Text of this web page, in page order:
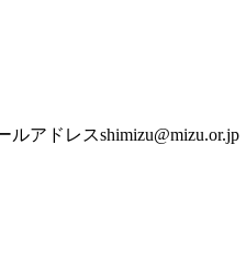
アドレスshimizu@mizu.or.jp